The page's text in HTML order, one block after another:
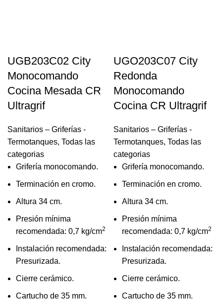
UGB203C02 City
Monocomando
Cocina Mesada CR
Ultragrif
Sanitarios – Griferías -
Termotanques, Todas las
categorias
Grifería monocomando.
Terminación en cromo.
Altura 34 cm.
Presión mínima
recomendada: 0,7 kg/cm2
Instalación recomendada:
Presurizada.
Cierre cerámico.
Cartucho de 35 mm.
UGO203C07 City
Redonda
Monocomando
Cocina CR Ultragrif
Sanitarios – Griferías -
Termotanques, Todas las
categorias
Grifería monocomando.
Terminación en cromo.
Altura 34 cm.
Presión mínima
recomendada: 0,7 kg/cm2
Instalación recomendada:
Presurizada.
Cierre cerámico.
Cartucho de 35 mm.